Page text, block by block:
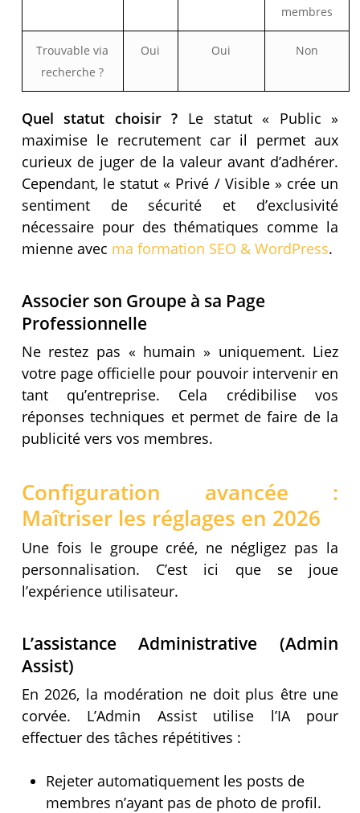
membres
Trouvable via
recherche ?
Oui Oui Non
Quel statut choisir ? Le statut « Public »
maximise le recrutement car il permet aux
curieux de juger de la valeur avant d’adhérer.
Cependant, le statut « Privé / Visible » crée un
sentiment de sécurité et d’exclusivité
nécessaire pour des thématiques comme la
mienne avec ma formation SEO & WordPress.
Associer son Groupe à sa Page
Professionnelle
Ne restez pas « humain » uniquement. Liez
votre page officielle pour pouvoir intervenir en
tant qu’entreprise. Cela crédibilise vos
réponses techniques et permet de faire de la
publicité vers vos membres.
Configuration avancée :
Maîtriser les réglages en 2026
Une fois le groupe créé, ne négligez pas la
personnalisation. C’est ici que se joue
l’expérience utilisateur.
L’assistance Administrative (Admin
Assist)
En 2026, la modération ne doit plus être une
corvée. L’Admin Assist utilise l’IA pour
effectuer des tâches répétitives :
Rejeter automatiquement les posts de
membres n’ayant pas de photo de profil.